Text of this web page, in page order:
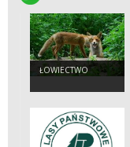
ŁOWIECTWO